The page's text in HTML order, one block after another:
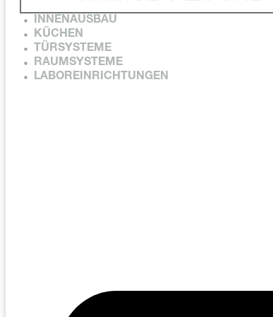
INNENAUSBAU
KÜCHEN
TÜRSYSTEME
RAUMSYSTEME
LABOREINRICHTUNGEN